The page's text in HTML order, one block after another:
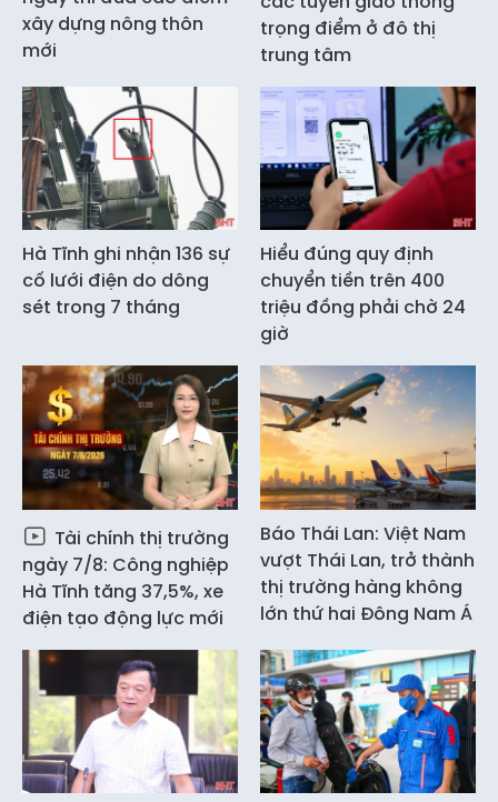
xây dựng nông thôn
mới
trọng điểm ở đô thị
trung tâm
Hà Tĩnh ghi nhận 136 sự
cố lưới điện do dông
sét trong 7 tháng
Hiểu đúng quy định
chuyển tiền trên 400
triệu đồng phải chờ 24
giờ
Tài chính thị trường
ngày 7/8: Công nghiệp
Hà Tĩnh tăng 37,5%, xe
điện tạo động lực mới
Báo Thái Lan: Việt Nam
vượt Thái Lan, trở thành
thị trường hàng không
lớn thứ hai Đông Nam Á